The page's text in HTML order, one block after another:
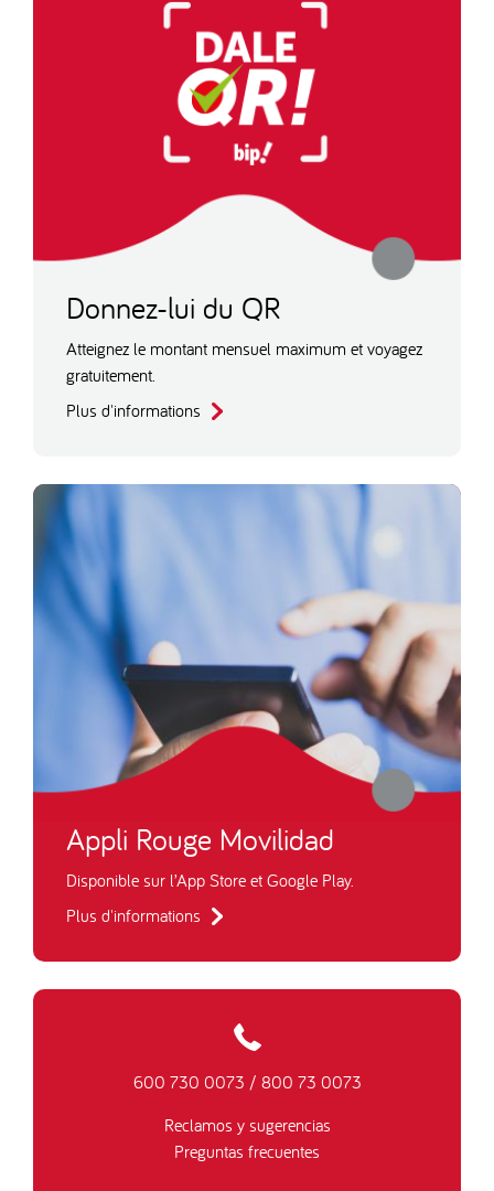
Donnez-lui du QR
Atteignez le montant mensuel maximum et voyagez
gratuitement.
Plus d'informations
Appli Rouge Movilidad
Disponible sur l’App Store et Google Play.
Plus d'informations
600 730 0073 / 800 73 0073
Reclamos y sugerencias
Preguntas frecuentes